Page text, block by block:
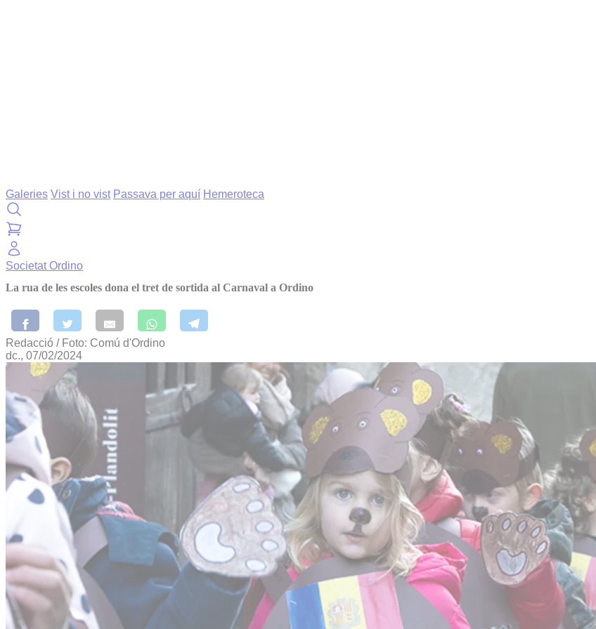
Galeries Vist i no vist Passava per aquí Hemeroteca
SocietatOrdino
La rua de les escoles dona el tret de sortida al Carnaval a Ordino
Redacció / Foto: Comú d'Ordino
dc., 07/02/2024